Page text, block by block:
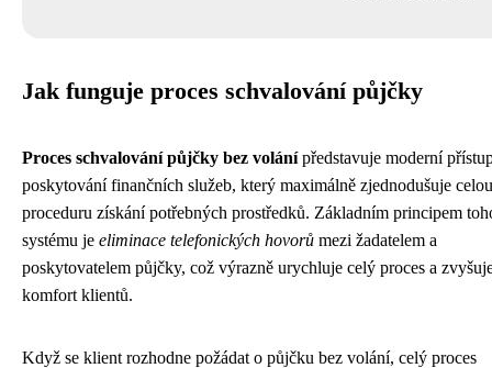
Jak funguje proces schvalování půjčky
Proces schvalování půjčky bez volánípředstavuje moderní
poskytování finančních služeb, který maximálně zjednodušuje celou
proceduru získání potřebných prostředků. Základním principem
systému je eliminace telefonických hovorů mezi žadatelem a
poskytovatelem půjčky, což výrazně urychluje celý proces a
komfort klientů.
Když se klient rozhodne požádat o půjčku bez volání, celý proces